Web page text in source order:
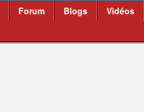
Forum Blogs Vidéos